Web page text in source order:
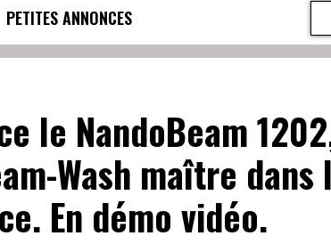
PETITES ANNONCES
le NandoBeam
Wash maître dans
En démo vidéo.